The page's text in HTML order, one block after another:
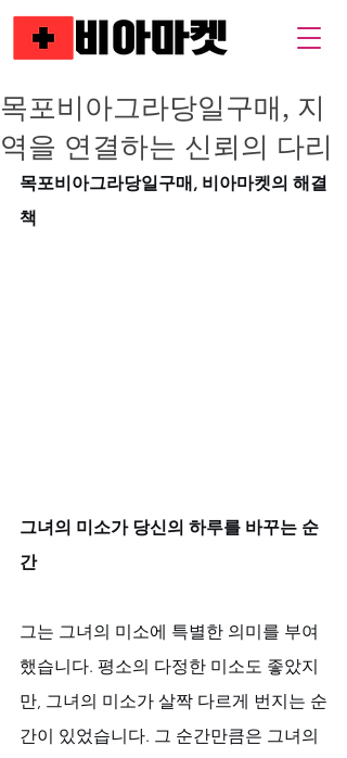
목포비아그라당일구매, 지
역을 연결하는 신뢰의 다리
목포비아그라당일구매, 비아마켓의 해결
책
그녀의 미소가 당신의 하루를 바꾸는 순
간
그는 그녀의 미소에 특별한 의미를 부여
했습니다. 평소의 다정한 미소도 좋았지
만, 그녀의 미소가 살짝 다르게 번지는 순
간이 있었습니다. 그 순간만큼은 그녀의